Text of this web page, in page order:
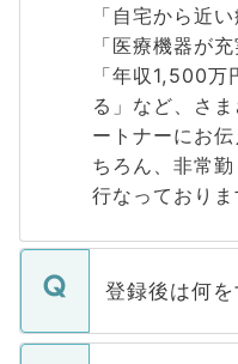
「自宅から近
「医療機器が
「年収1,500
る」など、さ
ートナーにお
ちろん、非常
行なっておりま
登録後は何
ご登録いただ